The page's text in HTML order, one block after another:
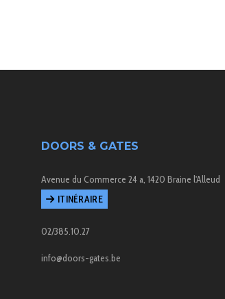
DOORS & GATES
Avenue du Commerce 24 a, 1420 Braine l'Alleud
ITINÉRAIRE
02/385.10.27
info@doors-gates.be